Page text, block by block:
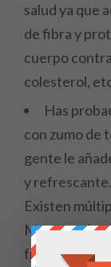
salud ya que
de fibra y
cuerpo
colesterol,
Has
con zumo de
gente le
y
Existen
Mary con
fresa sin